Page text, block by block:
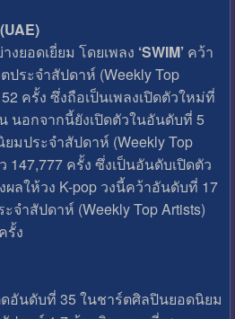
งยอดเยี่ยม โดยเพลง ‘SWIM’คว้า
ระจำสัปดาห์ (Weekly Top
ครั้ง ซึ่งถือเป็นเพลงเปิดตัวใหม่ที่
นอกจากนี้ยังเปิดตัวในอันดับที่ 5
มประจำสัปดาห์ (Weekly Top
147,777 ครั้ง ซึ่งเป็นอันดับเปิดตัว
ลให้วง K-pop วงนี้คว้าอันดับที่ 17
ำสัปดาห์ (Weekly Top Artists)
รั้ง
อันดับที่ 35 ในชาร์ตศิลปินยอดนิยม